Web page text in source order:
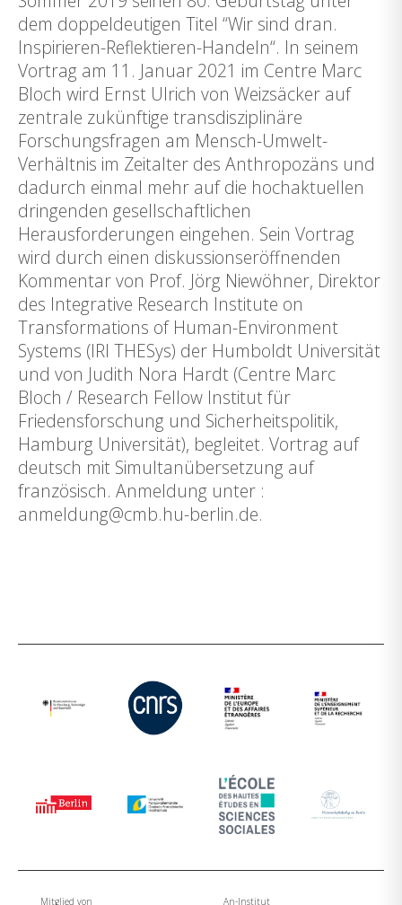
dem doppeldeutigen Titel “Wir sind dran.
Inspirieren-Reflektieren-Handeln“. In seinem
Vortrag am 11. Januar 2021 im Centre Marc
Bloch wird Ernst Ulrich von Weizsäcker auf
zentrale zukünftige transdisziplinäre
Forschungsfragen am Mensch-Umwelt-
Verhältnis im Zeitalter des Anthropozäns und
dadurch einmal mehr auf die hochaktuellen
dringenden gesellschaftlichen
Herausforderungen eingehen. Sein Vortrag
wird durch einen diskussionseröffnenden
Kommentar von Prof. Jörg Niewöhner, Direktor
des Integrative Research Institute on
Transformations of Human-Environment
Systems (IRI THESys) der Humboldt Universität
und von Judith Nora Hardt (Centre Marc
Bloch / Research Fellow Institut für
Friedensforschung und Sicherheitspolitik,
Hamburg Universität), begleitet. Vortrag auf
deutsch mit Simultanübersetzung auf
französisch. Anmeldung unter :
anmeldung@cmb.hu-berlin.de.
Mitglied von An-Institut